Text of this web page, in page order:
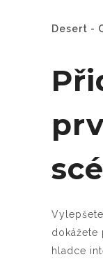
Desert -
dokážete
hladce